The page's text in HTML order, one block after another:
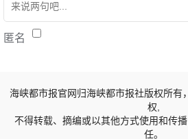
匿名
海峡都市报官网归海峡都市报社版权所有
权,
不得转载、摘编或以其他方式使用和传
任。